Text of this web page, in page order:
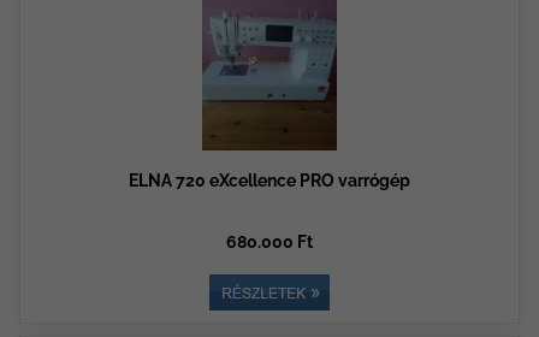
ELNA 720 eXcellence PRO varrógép
680.000 Ft